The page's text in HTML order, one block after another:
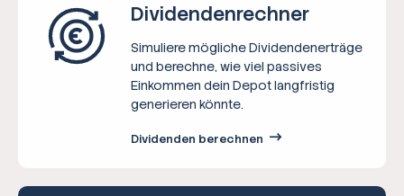
Dividenden­rechner
Simuliere mögliche Dividendenerträge
und berechne, wie viel passives
Einkommen dein Depot langfristig
generieren könnte.
Dividenden berechnen